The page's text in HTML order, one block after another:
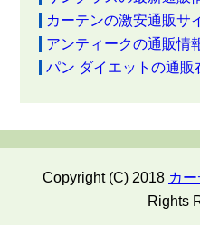
カーテンの激安通販サ
アンティークの通販情
パン ダイエットの通販
Copyright (C) 2018 カ
Rights